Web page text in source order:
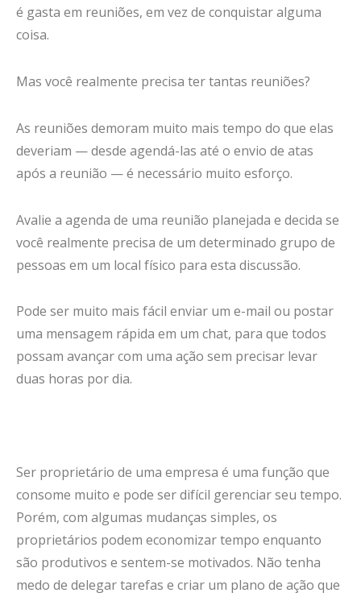
é gasta em reuniões, em vez de conquistar alguma
coisa.
Mas você realmente precisa ter tantas reuniões?
As reuniões demoram muito mais tempo do que elas
deveriam — desde agendá-las até o envio de atas
após a reunião — é necessário muito esforço.
Avalie a agenda de uma reunião planejada e decida se
você realmente precisa de um determinado grupo de
pessoas em um local físico para esta discussão.
Pode ser muito mais fácil enviar um e-mail ou postar
uma mensagem rápida em um chat, para que todos
possam avançar com uma ação sem precisar levar
duas horas por dia.
Ser proprietário de uma empresa é uma função que
consome muito e pode ser difícil gerenciar seu tempo.
Porém, com algumas mudanças simples, os
proprietários podem economizar tempo enquanto
são produtivos e sentem-se motivados. Não tenha
medo de delegar tarefas e criar um plano de ação que